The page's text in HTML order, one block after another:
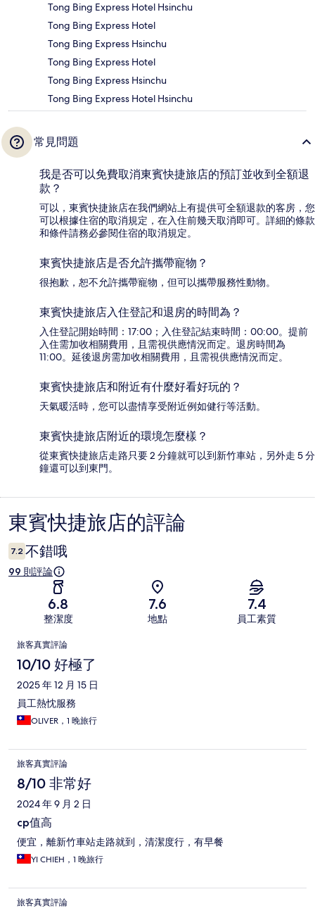
Tong Bing Express Hotel Hsinchu
Tong Bing Express Hotel
Tong Bing Express Hsinchu
Tong Bing Express Hotel
Tong Bing Express Hsinchu
Tong Bing Express Hotel Hsinchu
常見問題
我是否可以免費取消東賓快捷旅店的預訂並收到全額退
款？
可以，東賓快捷旅店在我們網站上有提供可全額退款的客房，您
可以根據住宿的取消規定，在入住前幾天取消即可。詳細的條款
和條件請務必參閱住宿的取消規定。
東賓快捷旅店是否允許攜帶寵物？
很抱歉，恕不允許攜帶寵物，但可以攜帶服務性動物。
東賓快捷旅店入住登記和退房的時間為？
入住登記開始時間：17:00；入住登記結束時間：00:00。提前
入住需加收相關費用，且需視供應情況而定。退房時間為
11:00。延後退房需加收相關費用，且需視供應情況而定。
東賓快捷旅店和附近有什麼好看好玩的？
天氣暖活時，您可以盡情享受附近例如健行等活動。
東賓快捷旅店附近的環境怎麼樣？
從東賓快捷旅店走路只要 2 分鐘就可以到新竹車站，另外走 5 分
鐘還可以到東門。
評
論
東賓快捷旅店的評論
7.2 不錯哦
99 則評論
6.8
整潔度
7.6
地點
7.4
員工素質
評
論
旅客真實評論
10/10 好極了
2025 年 12 月 15 日
員工熱忱服務
OLIVER，1 晚旅行
旅客真實評論
8/10 非常好
2024 年 9 月 2 日
cp值高
便宜，離新竹車站走路就到，清潔度行，有早餐
YI CHIEH，1 晚旅行
旅客真實評論